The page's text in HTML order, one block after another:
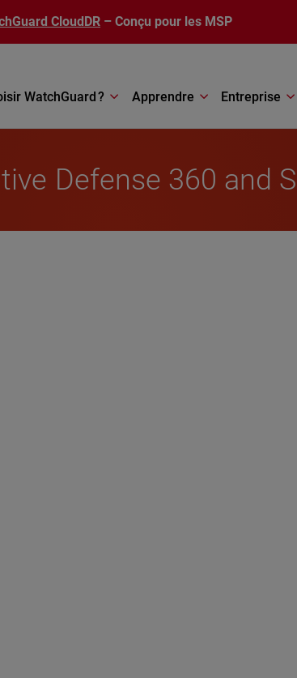
CloudDR – Conçu pour les MSP
WatchGuard ? Apprendre Entreprise
Defense 360 and